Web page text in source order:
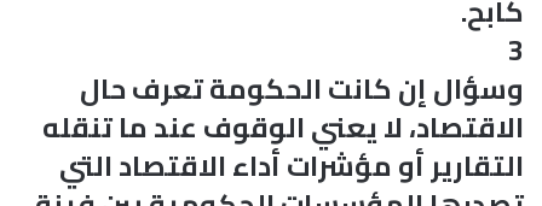
كابح.
3
وسؤال إن كانت الحكومة تعرف حال
الاقتصاد، لا يعني الوقوف عند ما تنقله
التقارير أو مؤشرات أداء الاقتصاد التي